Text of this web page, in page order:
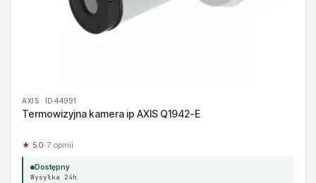
AXIS · ID 44991
Termowizyjna kamera ip AXIS Q1942-E
★ 5.0· 7 opinii
Dostępny
Wysyłka 24h